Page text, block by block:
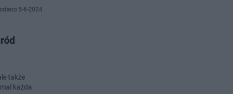
5-6-2024
także
każda